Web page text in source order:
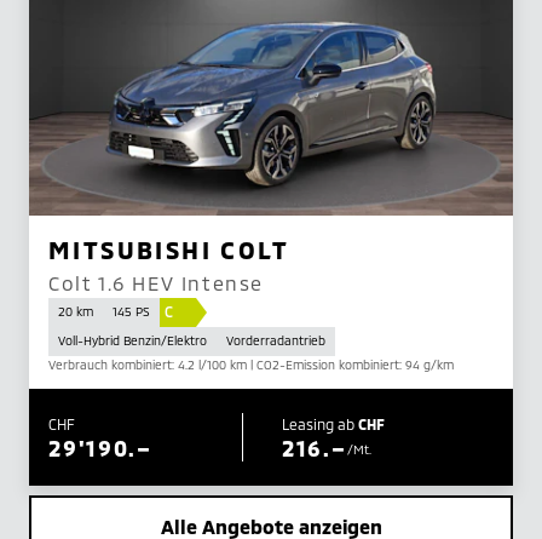
MITSUBISHI COLT
Colt 1.6 HEV Intense
20 km 145 PS C
Voll-Hybrid Benzin/Elektro
Vorderradantrieb
Verbrauch kombiniert: 4.2 l/100 km | CO2-Emission kombiniert: 94 g/km
CHF
29'190.–
Leasing ab CHF
216.– /Mt.
Alle Angebote anzeigen